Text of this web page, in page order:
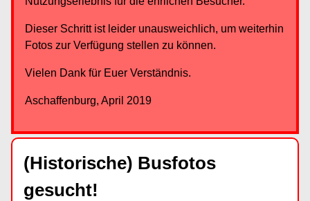
Dieser Schritt ist leider unausweichlich, um weiterhin
Fotos zur Verfügung stellen zu können.
Vielen Dank für Euer Verständnis.
Aschaffenburg, April 2019
(Historische) Busfotos
gesucht!